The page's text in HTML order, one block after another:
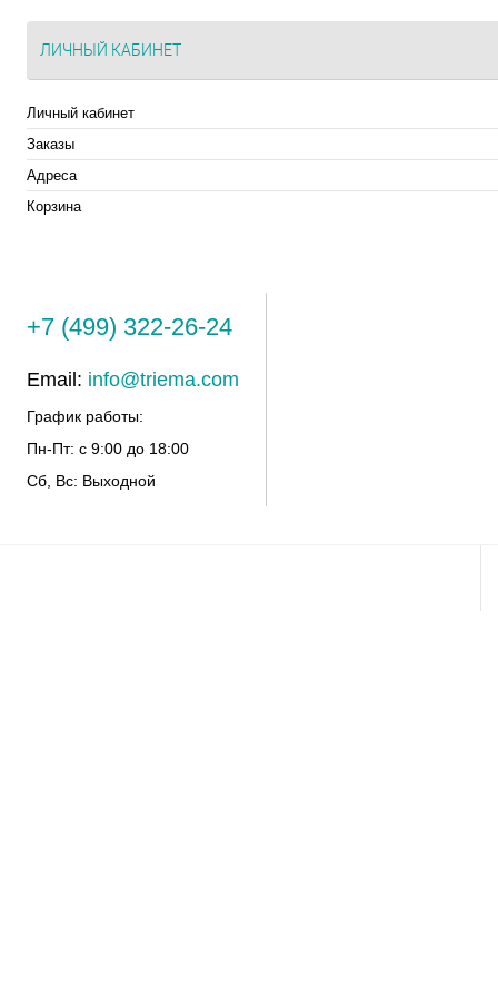
ЛИЧНЫЙ КАБИНЕТ
Личный кабинет
Заказы
Адреса
Корзина
+7 (499) 322-26-24
Email: info@triema.com
График работы:
Пн-Пт: с 9:00 до 18:00
Сб, Вс: Выходной